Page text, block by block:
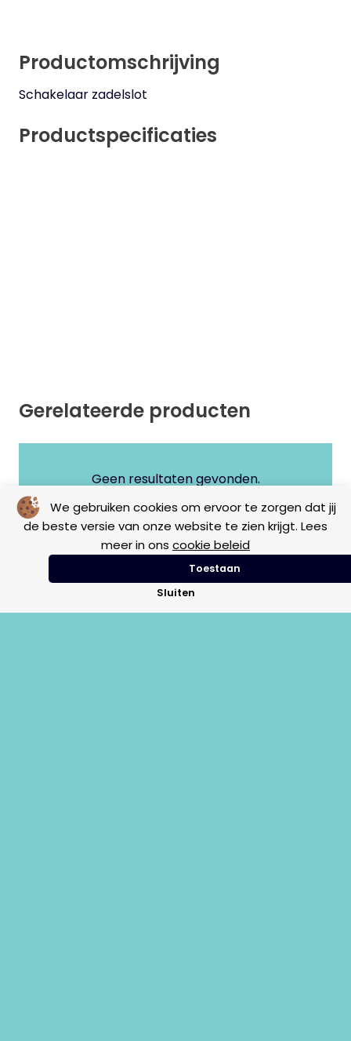
We gebruiken cookies om ervoor te zorgen dat jij
de beste versie van onze website te zien krijgt. Lees
meer in ons cookie beleid
Toestaan
Sluiten
Productomschrijving
Schakelaar zadelslot
Productspecificaties
Gerelateerde producten
Geen resultaten gevonden.